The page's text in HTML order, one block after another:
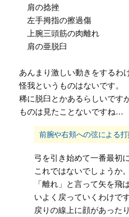
肩の捻挫
左手拇指の擦過傷
上腕三頭筋の肉離れ
肩の亜脱臼
あんまり激しい動きをするわ
怪我というものはないです。
稀に脱臼とかあるらしいです
ものは見たことないですね…
前腕や右頬への弦による打
弓を引き始めて一番最初
これではないでしょうか。
「離れ」と言って矢を飛
いよく戻っていくわけで
戻りの線上に顔があった